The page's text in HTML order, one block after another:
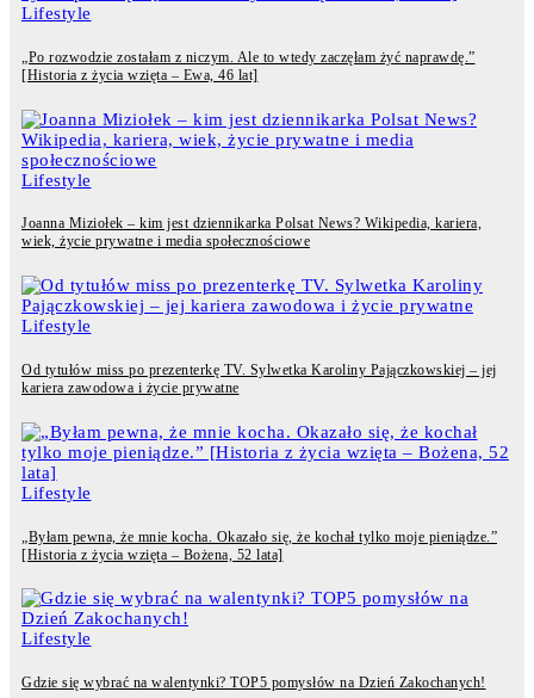
Lifestyle
„Po rozwodzie zostałam z niczym. Ale to wtedy zaczęłam żyć naprawdę.”
[Historia z życia wzięta – Ewa, 46 lat]
Lifestyle
Joanna Miziołek – kim jest dziennikarka Polsat News? Wikipedia, kariera,
wiek, życie prywatne i media społecznościowe
Lifestyle
Od tytułów miss po prezenterkę TV. Sylwetka Karoliny Pajączkowskiej – jej
kariera zawodowa i życie prywatne
Lifestyle
„Byłam pewna, że mnie kocha. Okazało się, że kochał tylko moje pieniądze.”
[Historia z życia wzięta – Bożena, 52 lata]
Lifestyle
Gdzie się wybrać na walentynki? TOP5 pomysłów na Dzień Zakochanych!